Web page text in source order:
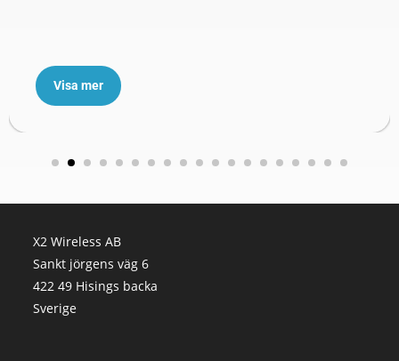
Visa mer
X2 Wireless AB
Sankt jörgens väg 6
422 49 Hisings backa
Sverige